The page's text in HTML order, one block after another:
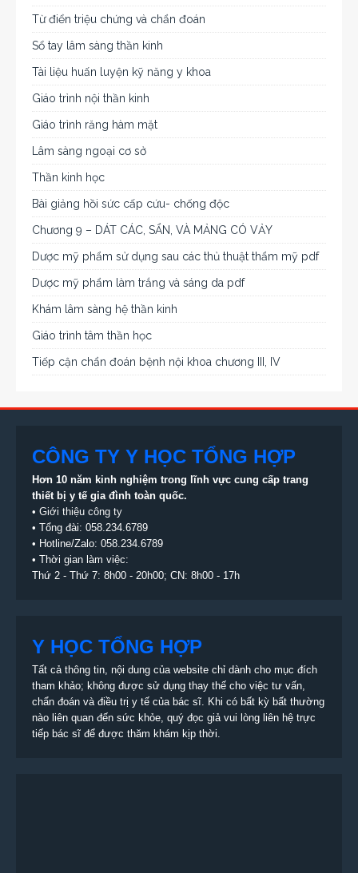
Từ điển triệu chứng và chẩn đoán
Sổ tay lâm sàng thần kinh
Tài liệu huấn luyện kỹ năng y khoa
Giáo trình nội thần kinh
Giáo trình răng hàm mặt
Lâm sàng ngoại cơ sở
Thần kinh học
Bài giảng hồi sức cấp cứu- chống độc
Chương 9 – DÁT CÁC, SẨN, VÀ MẢNG CÓ VẢY
Dược mỹ phẩm sử dụng sau các thủ thuật thẩm mỹ pdf
Dược mỹ phẩm làm trắng và sáng da pdf
Khám lâm sàng hệ thần kinh
Giáo trình tâm thần học
Tiếp cận chẩn đoán bệnh nội khoa chương III, IV
CÔNG TY Y HỌC TỔNG HỢP
Hơn 10 năm kinh nghiệm trong lĩnh vực cung cấp trang
thiết bị y tế gia đình toàn quốc.
• Giới thiệu công ty
• Tổng đài: 058.234.6789
• Hotline/Zalo: 058.234.6789
• Thời gian làm việc:
Thứ 2 - Thứ 7: 8h00 - 20h00; CN: 8h00 - 17h
Y HỌC TỔNG HỢP
Tất cả thông tin, nội dung của website chỉ dành cho mục đích
tham khảo; không được sử dụng thay thế cho việc tư vấn,
chẩn đoán và điều trị y tế của bác sĩ. Khi có bất kỳ bất thường
nào liên quan đến sức khỏe, quý đọc giả vui lòng liên hệ trực
tiếp bác sĩ để được thăm khám kịp thời.